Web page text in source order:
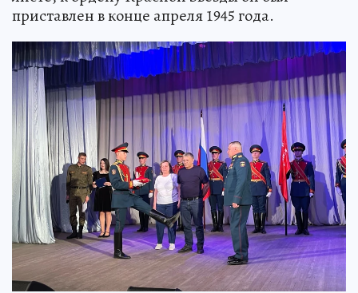
приставлен в конце апреля 1945 года.